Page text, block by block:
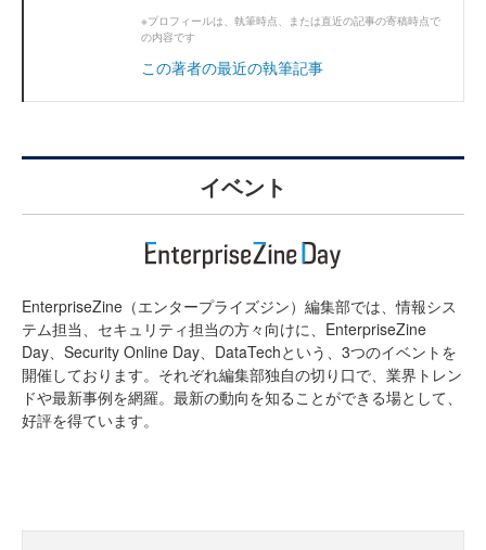
※プロフィールは、執筆時点、または直近の記事の寄稿時点で
の内容です
この著者の最近の執筆記事
イベント
EnterpriseZine（エンタープライズジン）編集部では、情報シス
テム担当、セキュリティ担当の方々向けに、EnterpriseZine
Day、Security Online Day、DataTechという、3つのイベントを
開催しております。それぞれ編集部独自の切り口で、業界トレン
ドや最新事例を網羅。最新の動向を知ることができる場として、
好評を得ています。